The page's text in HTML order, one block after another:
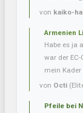
von kaiko-
Armenien
Habe es ja
war der
mein Kader
von Octi
Pfeile bei